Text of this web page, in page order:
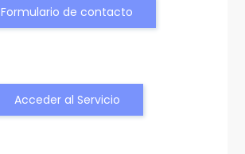
Formulario de contacto
Acceder al Servicio